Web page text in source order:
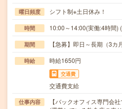
曜日頻度 シフト制※土日休み！
時間 10:00～14:00(実働:4時間
期間 【急募】即日～長期（3
時給 時給1650円
交通費
交通費支給
仕事内容
【バックオフィス専門会